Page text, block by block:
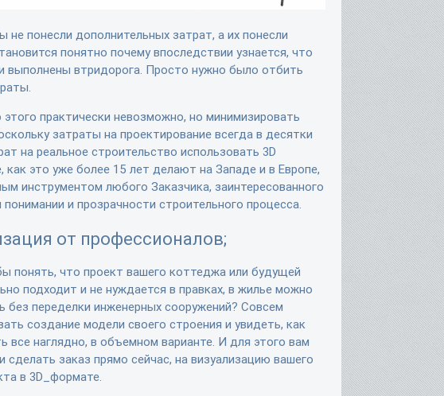
не понесли дополнительных затрат, а их понесли
понятно почему впоследствии узнается, что
выполнены втридорога. Просто нужно было отбить
практически невозможно, но минимизировать
затраты на проектирование всегда в десятки
на реальное строительство использовать 3D
как это уже более 15 лет делают на Западе и в Европе,
инструментом любого Заказчика, заинтересованного
и прозрачности строительного процесса.
от профессионалов;
понять, что проект вашего коттеджа или будущей
подходит и не нуждается в правках, в жилье можно
без переделки инженерных сооружений? Совсем
создание модели своего строения и увидеть, как
все наглядно, в объемном варианте. И для этого вам
сделать заказ прямо сейчас, на визуализацию вашего
в 3D_формате.